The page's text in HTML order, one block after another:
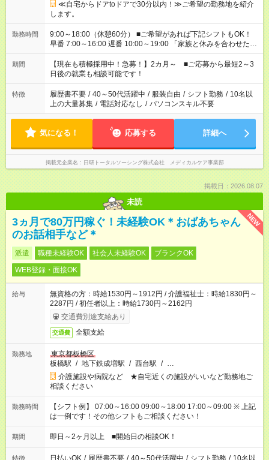
≪自宅からドアtoドアで30分以内！≫ご希望の勤務地を紹介
します。
勤務時間
9:00～18:00（休憩60分） ■ご希望があれば下記シフトもOK！
早番 7:00～16:00 遅番 10:00～19:00 「家族と休みを合わせた
い」 「余裕を持って夕飯の準備がしたい」 「できれば残業はし
たくない」 など、ご希望を教えてくださいね。 ※Wワーク希望
の方へ 今ご覧のお仕事で希望する勤務時間と、もう1つのお仕事
の勤務時間。 合計で週40時間を超える場合は応募できません。
期間
【現在も積極採用中！急募！】2カ月～ ■ご応募から最短2～3
日後の就業も相談可能です！
特徴 履歴書不要 / 40～50代活躍中 / 服装自由 / シフト勤務 / 10名以
上の大量募集 / 電話対応なし / パソコンスキル不要
気になる！ 応募する 詳細へ
掲載元企業名 日研トータルソーシング株式会社 メディカルケア事業部
掲載日：2026.08.07
未読
NEW
3ヵ月で80万円稼ぐ！未経験OK＊おばあちゃん
のお話相手など＊
派遣 職種未経験OK 社会人未経験OK
ブランクOK
WEB登録・面接OK
給与
無資格の方：時給1530円～1912円 / 介護福祉士：時給1830円～
2287円 / 初任者以上：時給1730円～2162円
交通費別途支給あり
交通費 全額支給
勤務地
東京都板橋区
板橋駅 / 地下鉄成増駅 / 西台駅 / …
介護施設や病院など ★自宅近くの施設がいいなど勤務地ご
相談ください
勤務時間
【シフト例】 07:00～16:00 09:00～18:00 17:00～09:00 ※ 上記
は一例です！その他シフトもご相談ください！
期間 即日～2ヶ月以上 ■開始日の相談OK！
特徴 日払いOK / 履歴書不要 / 40～50代活躍中 / シフト勤務 / 10名以